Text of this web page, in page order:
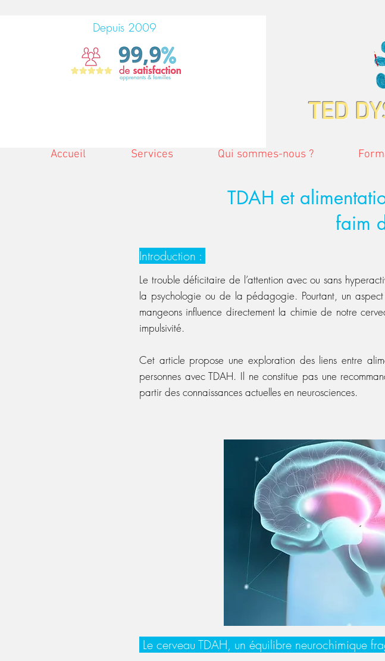
Depuis 2009
TED
Accueil Services Qui sommes-nous ?
TDAH et
faim
Introduction :
Le trouble déficitaire de l’attention avec ou sans
la psychologie ou de la pédagogie. Pourtant, un
mangeons influence directement la chimie de notre
impulsivité.
Cet article propose une exploration des liens entre
personnes avec TDAH. Il ne constitue pas une
partir des connaissances actuelles en neurosciences.
Le cerveau TDAH, un équilibre neurochimique